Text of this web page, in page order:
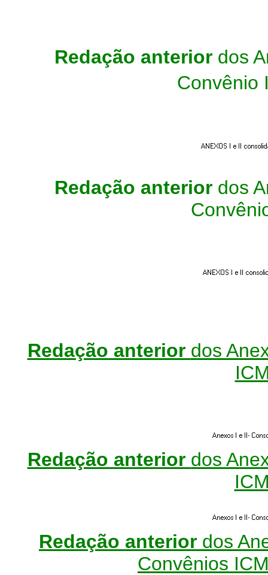
Redação anterior dos
Convênio
Redação anterior dos
Redação anterior dos
Redação anterior dos
Redação anterior dos
Convênios